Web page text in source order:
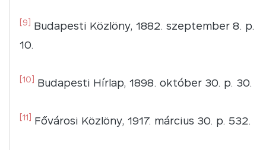
[9]
Budapesti Közlöny, 1882. szeptember 8. p.
10.
[10] Budapesti Hírlap, 1898. október 30. p. 30.
[11] Fővárosi Közlöny, 1917. március 30. p. 532.